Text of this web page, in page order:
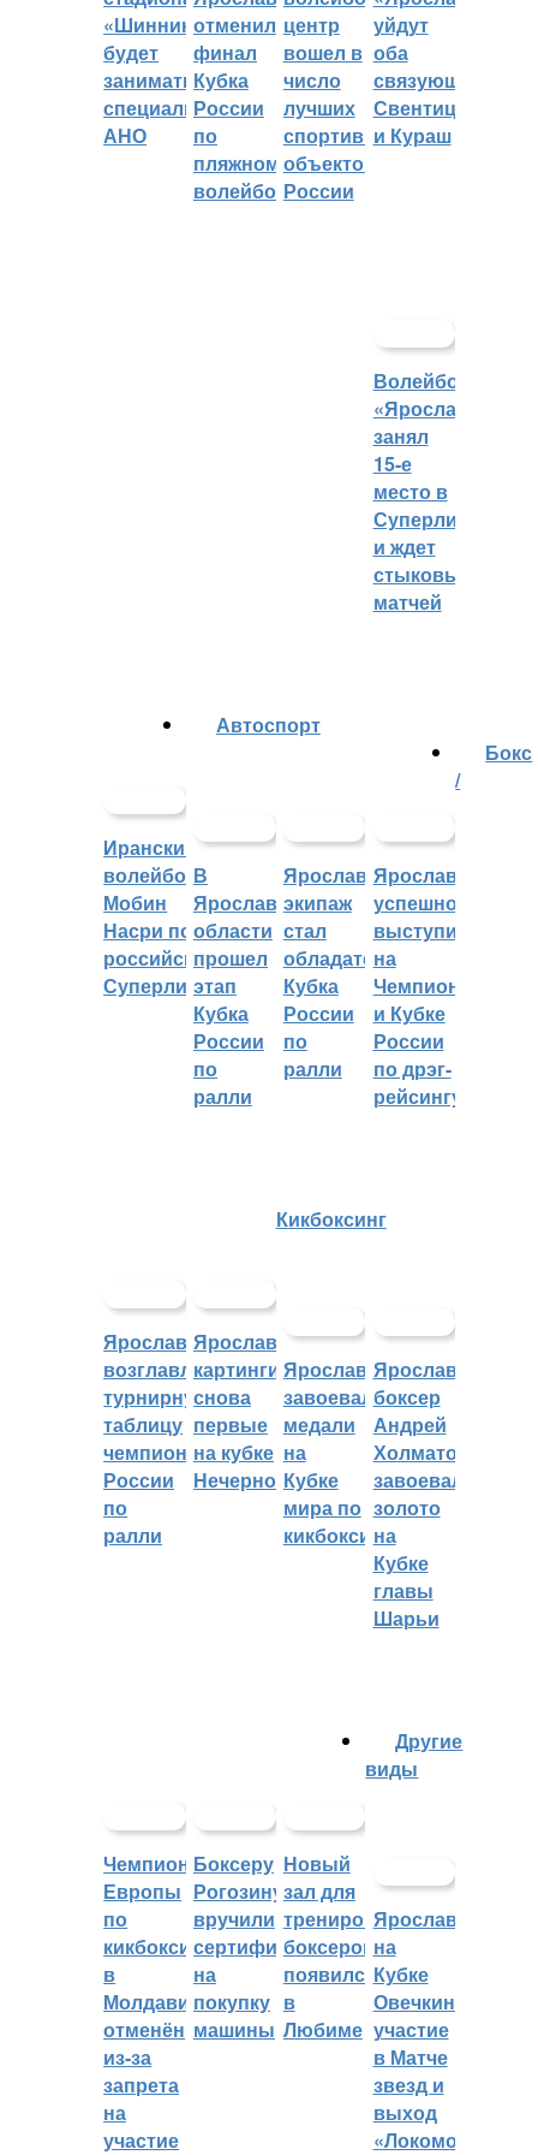
«Шинник»
будет
заниматься
специальное
АНО
отменили
финал
Кубка
России
по
пляжному
волейболу
центр
вошел в
число
лучших
спортивных
объектов
России
уйдут
оба
связующих:
Свентицкис
и Кураш
Волейбольный
«Ярославич»
занял
15-е
место в
Суперлиге
и ждет
стыковых
матчей
Иранский
волейболист
Мобин
Насри покинет
российскую
Суперлигу
Автоспорт
В
Ярославской
области
прошел
этап
Кубка
России
по
ралли
Ярославский
экипаж
стал
обладателем
Кубка
России
по
ралли
Ярославцы
успешно
выступили
на
Чемпионате
и Кубке
России
по дрэг-
рейсингу
Ярославцы
возглавляют
турнирную
таблицу
чемпионата
России
по
ралли
Ярославские
картингисты
снова
первые
на кубке
Нечерноземья
Бокс
/
Кикбоксинг
Ярославцы
завоевали
медали
на
Кубке
мира по
кикбоксингу
Ярославский
боксер
Андрей
Холматов
завоевал
золото
на
Кубке
главы
Шарьи
Чемпионат
Европы
по
кикбоксингу
в
Молдавии
отменён
из-за
запрета
на
участие
Боксеру
Рогозину
вручили
сертификат
на
покупку
машины
Новый
зал для
тренировок
боксеров
появился
в
Любиме
Другие
виды
Ярославцы
на
Кубке
Овечкина:
участие
в Матче
звезд и
выход
«Локомотива»